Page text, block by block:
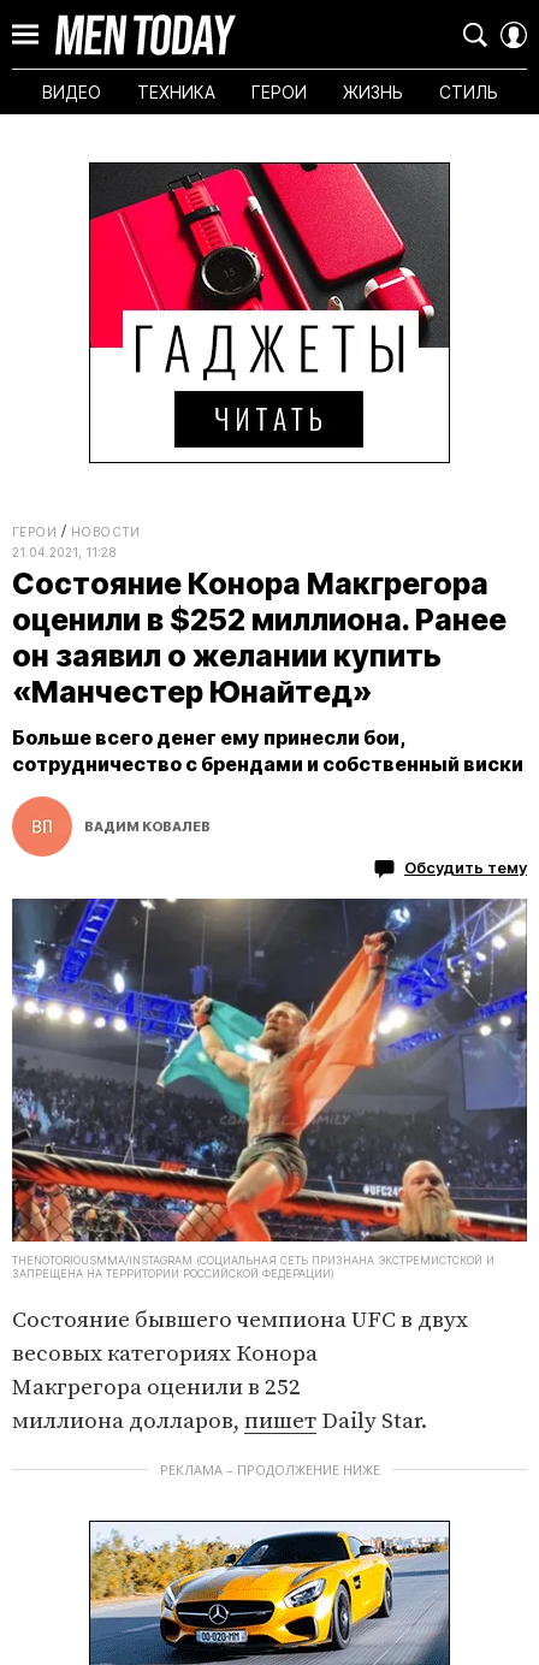
ВИДЕО ТЕХНИКА ГЕРОИ ЖИЗНЬ СТИЛЬ
ГЕРОИ
НОВОСТИ
21.04.2021, 11:28
Состояние Конора Макгрегора
оценили в $252 миллиона. Ранее
он заявил о желании купить
«Манчестер Юнайтед»
Больше всего денег ему принесли бои,
сотрудничество с брендами и собственный виски
ВАДИМ КОВАЛЕВ
Обсудить тему
THENOTORIOUSMMA/INSTAGRAM (СОЦИАЛЬНАЯ СЕТЬ ПРИЗНАНА ЭКСТРЕМИСТСКОЙ И
ЗАПРЕЩЕНА НА ТЕРРИТОРИИ РОССИЙСКОЙ ФЕДЕРАЦИИ)
Состояние бывшего чемпиона UFC в двух
весовых категориях Конора
Макгрегора оценили в 252
миллиона долларов, пишет Daily Star.
РЕКЛАМА – ПРОДОЛЖЕНИЕ НИЖЕ